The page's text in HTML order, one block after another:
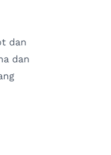
dan
dan